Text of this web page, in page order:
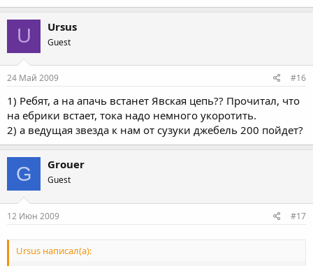
U Ursus
Guest
24 Май 2009 #16
1) Ребят, а на апачь встанет Явская цепь?? Прочитал, что
на ебрики встает, тока надо немного укоротить.
2) а ведущая звезда к нам от сузуки джебель 200 пойдет?
G Grouer
Guest
12 Июн 2009 #17
Ursus написал(а):